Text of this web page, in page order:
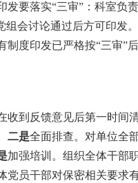
发要落实“三审”：科室负
会讨论通过后方可印发。
制度印发已严格按“三审”
收到反馈意见后第一时间
二是全面排查。对单位全
加强培训。组织全体干部
党员干部对保密相关要求